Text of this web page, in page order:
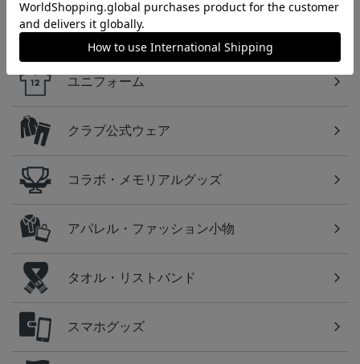
カテゴリから探す
ユニフォーム
クラブ公式ウェア
コラボ・メモリアルグッズ
アパレル・ファッション小物
タオル・リストバンド
スマホグッズ